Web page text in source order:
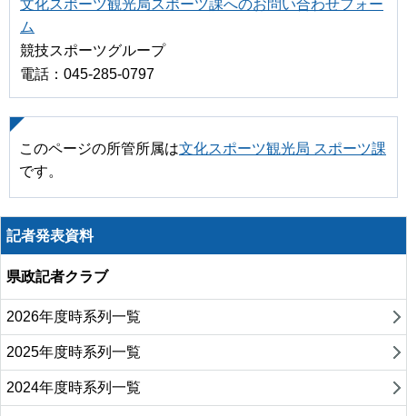
文化スポーツ観光局スポーツ課へのお問い合わせフォー
ム
競技スポーツグループ
電話：045-285-0797
このページの所管所属は文化スポーツ観光局 スポーツ課
です。
記者発表資料
県政記者クラブ
2026年度時系列一覧
2025年度時系列一覧
2024年度時系列一覧